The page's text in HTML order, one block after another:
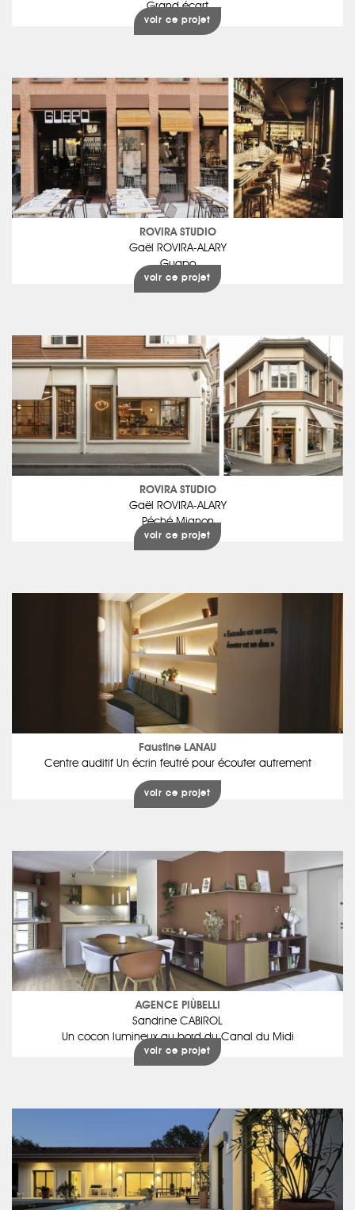
Grand écart
voir ce projet
ROVIRA STUDIO
Gaël ROVIRA-ALARY
Guapo
voir ce projet
ROVIRA STUDIO
Gaël ROVIRA-ALARY
Péché Mignon
voir ce projet
Faustine LANAU
Centre auditif Un écrin feutré pour écouter autrement
voir ce projet
AGENCE PIÙBELLI
Sandrine CABIROL
Un cocon lumineux au bord du Canal du Midi
voir ce projet